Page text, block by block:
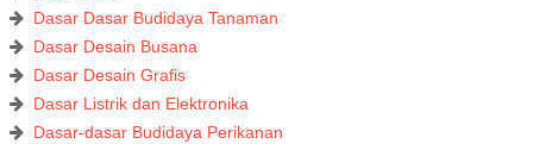
Dasar Dasar Budidaya Tanaman
Dasar Desain Busana
Dasar Desain Grafis
Dasar Listrik dan Elektronika
Dasar-dasar Budidaya Perikanan